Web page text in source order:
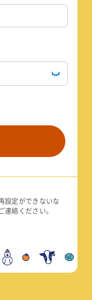
設定ができないな
連絡ください。